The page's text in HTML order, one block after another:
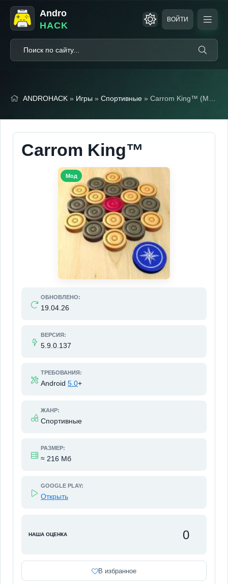
Andro
HACK
ВОЙТИ
ANDROHACK » Игры » Спортивные » Carrom King™ (Мод меню)
Carrom King™
ОБНОВЛЕНО:
19.04.26
ВЕРСИЯ:
5.9.0.137
ТРЕБОВАНИЯ:
Android 5.0+
ЖАНР:
Спортивные
РАЗМЕР:
≈ 216 Мб
GOOGLE PLAY:
Открыть
НАША ОЦЕНКА 0
В избранное
Мод